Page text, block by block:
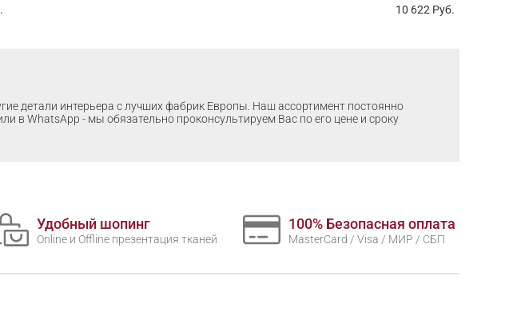
10 622 Руб.
детали интерьера с лучших фабрик Европы. Наш ассортимент постоянно
в WhatsApp - мы обязательно проконсультируем Вас по его цене и сроку
Удобный шопинг
Online и Offline презентация тканей
100% Безопасная оплата
MasterCard / Visa / МИР / СБП